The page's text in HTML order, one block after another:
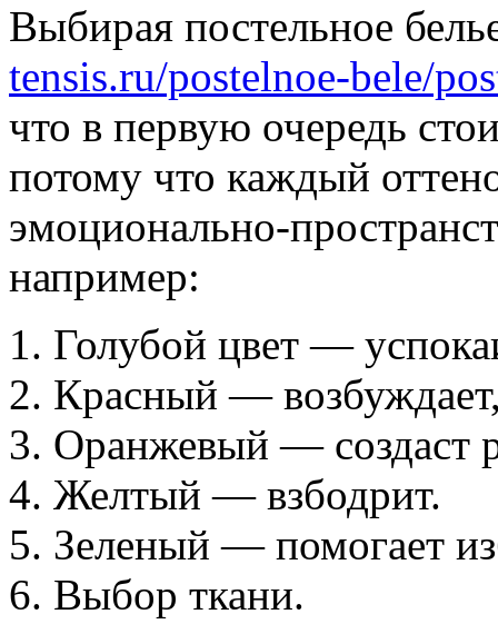
Выбирая постельное
tensis.ru/postelnoe-bele/
что в первую очередь
потому что каждый
эмоционально-
например:
Голубой цвет —
Красный —
Оранжевый — создаст
Желтый — взбодрит.
Зеленый — помогает
Выбор ткани.